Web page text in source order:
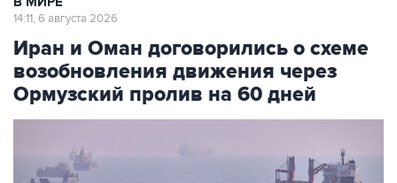
14:11, 6 августа 2026
Иран и Оман договорились о схеме
возобновления движения через
Ормузский пролив на 60 дней